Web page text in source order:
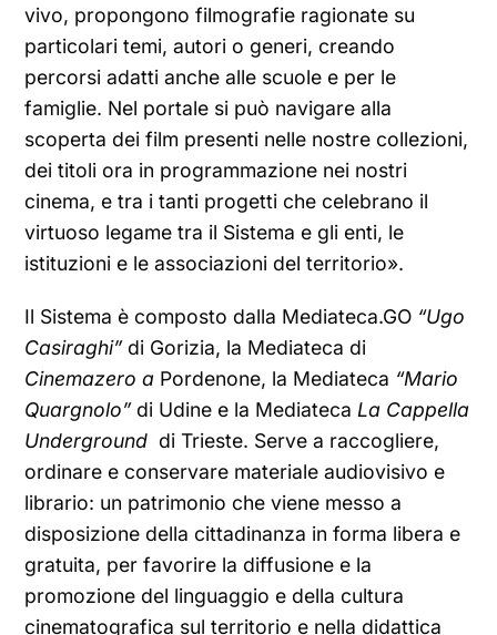
vivo, propongono filmografie ragionate su
particolari temi, autori o generi, creando
percorsi adatti anche alle scuole e per le
famiglie. Nel portale si può navigare alla
scoperta dei film presenti nelle nostre collezioni,
dei titoli ora in programmazione nei nostri
cinema, e tra i tanti progetti che celebrano il
virtuoso legame tra il Sistema e gli enti, le
istituzioni e le associazioni del territorio».
Il Sistema è composto dalla Mediateca.GO “Ugo
Casiraghi”di Gorizia, la Mediateca di
Cinemazero a Pordenone, la Mediateca “Mario
Quargnolo”di Udine e la Mediateca La Cappella
Underground di Trieste. Serve a raccogliere,
ordinare e conservare materiale audiovisivo e
librario: un patrimonio che viene messo a
disposizione della cittadinanza in forma libera e
gratuita, per favorire la diffusione e la
promozione del linguaggio e della cultura
cinematografica sul territorio e nella didattica